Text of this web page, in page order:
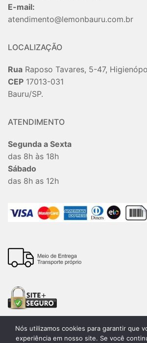
E-mail:
atendimento@lemonbauru.com.br
LOCALIZAÇÃO
Rua Raposo Tavares, 5-47,
CEP 17013-031
Bauru/SP.
ATENDIMENTO
Segunda a Sexta
das 8h às 18h
Sábado
das 8h as 12h
Nós utilizamos cookies para garantir que
experiência em nosso site. Se você